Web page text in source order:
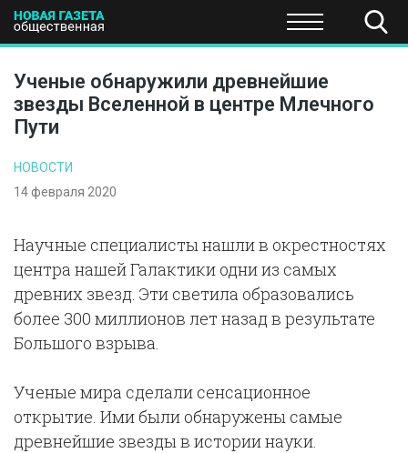
ПОЛИТИКА ЭКОНОМИКА НАУКА И
Ученые обнаружили древнейшие
звезды Вселенной в центре Млечного
Пути
НОВОСТИ
14 февраля 2020
Научные специалисты нашли в окрестностях
центра нашей Галактики одни из самых
древних звезд. Эти светила образовались
более 300 миллионов лет назад в результате
Большого взрыва.
Ученые мира сделали сенсационное
открытие. Ими были обнаружены самые
древнейшие звезды в истории науки.